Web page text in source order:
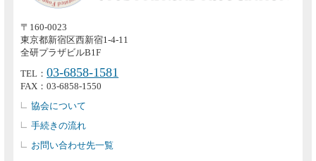
〒160-0023
東京都新宿区西新宿1-4-11
全研プラザビルB1F
TEL：03-6858-1581
FAX：03-6858-1550
協会について
手続きの流れ
お問い合わせ先一覧